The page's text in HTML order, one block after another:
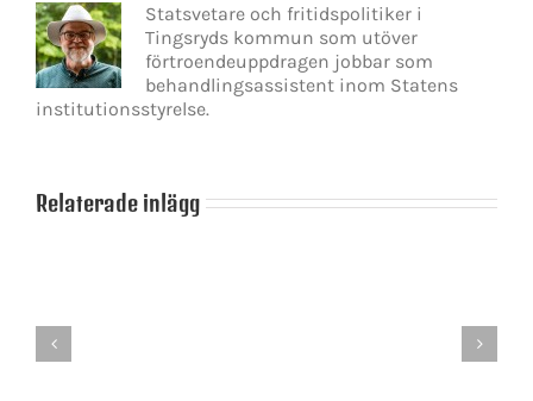
Statsvetare och fritidspolitiker i
Tingsryds kommun som utöver
förtroendeuppdragen jobbar som
behandlingsassistent inom Statens
institutionsstyrelse.
Relaterade inlägg